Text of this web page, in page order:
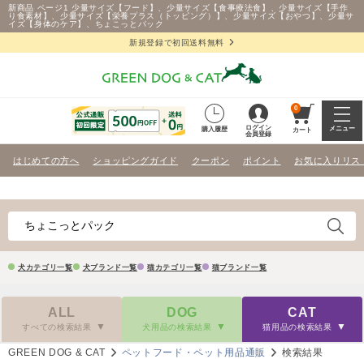
新商品 ページ1 少量サイズ【フード】、少量サイズ【食事療法食】、少量サイズ【手作
り食素材】、少量サイズ【栄養プラス（トッピング）】、少量サイズ【おやつ】、少量サ
イズ【身体のケア】、ちょこっとパック
新規登録で初回送料無料
購入履歴
ログイン
会員登録
0
カート メニュー
はじめての方へ ショッピングガイド クーポン ポイント お気に入りリス
犬カテゴリ一覧 犬ブランド一覧 猫カテゴリ一覧 猫ブランド一覧
ALL
すべての検索結果
DOG
犬用品の検索結果
CAT
猫用品の検索結果
GREEN DOG & CAT ペットフード・ペット用品通販 検索結果